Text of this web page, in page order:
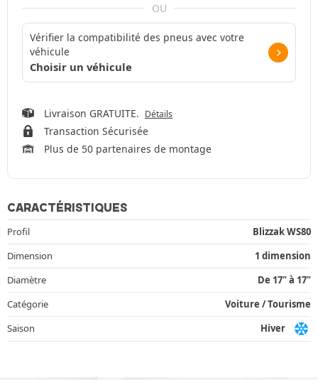
OU
Vérifier la compatibilité des pneus avec votre
véhicule
Choisir un véhicule
Livraison GRATUITE. Détails
Transaction Sécurisée
Plus de 50 partenaires de montage
CARACTÉRISTIQUES
Profil
Blizzak WS80
Dimension
1 dimension
Diamètre
De 17" à 17"
Catégorie
Voiture / Tourisme
Saison
Hiver